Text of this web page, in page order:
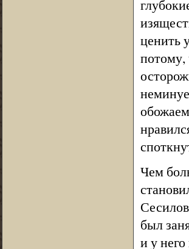
ценить
потому,
Чем
был
и у